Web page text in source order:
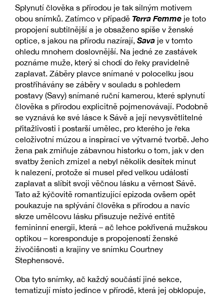
Splynutí člověka s přírodou je tak silným motivem
obou snímků. Zatímco v případě Terra Femme je toto
propojení subtilnější a je obsaženo spíše v ženské
optice, s jakou na přírodu nazírají, Sava je v tomto
ohledu mnohem doslovnější. Na jedné ze zastávek
poznáme muže, který si chodí do řeky pravidelně
zaplavat. Záběry plavce snímané v polocelku jsou
prostříhávány se záběry v souladu s pohledem
postavy (Savy) snímané ruční kamerou, které splynutí
člověka s přírodou explicitně pojmenovávají. Podobně
se vyznává ke své lásce k Sávě a její nevysvětlitelné
přitažlivosti i postarší umělec, pro kterého je řeka
celoživotní múzou a inspirací ve výtvarné tvorbě. Jeho
žena pak zmiňuje zábavnou historku o tom, jak v den
svatby ženich zmizel a nebyl několik desítek minut
k nalezení, protože si musel před velkou událostí
zaplavat a slíbit svoji věčnou lásku a věrnost Sávě.
Tato až kýčovitě romantizující epizoda ovšem opět
poukazuje na splývání člověka s přírodou a navíc
skrze umělcovu lásku přisuzuje neživé entitě
femininní energii, která – ač lehce pokřivená mužskou
optikou – koresponduje s propojeností ženské
živočišnosti a krajiny ve snímku Courtney
Stephensové.
Oba tyto snímky, ač každý součástí jiné sekce,
tematizují místo jedince v přírodě, která jej obklopuje,